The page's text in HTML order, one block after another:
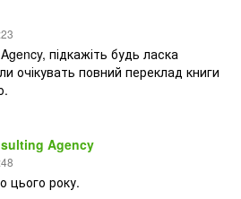
підкажіть будь ласка
очікувать повний переклад книги
Agency
цього року.